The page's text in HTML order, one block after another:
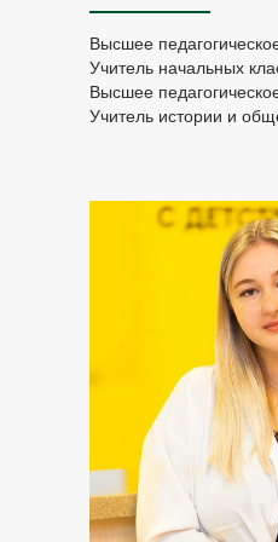
Высшее
Учитель начальных
Высшее
Учитель истории и
МОСКВА,
Кронштадтский бул., 9,
Все права защищены
Политика
On-line English
Weekend
Для